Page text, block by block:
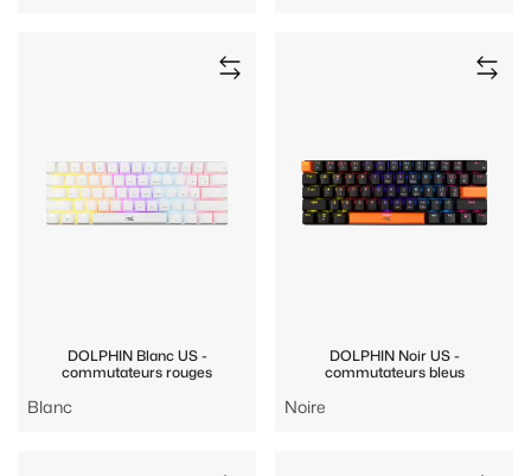
DOLPHIN Blanc US -
commutateurs rouges
Blanc
DOLPHIN Noir US -
commutateurs bleus
Noire